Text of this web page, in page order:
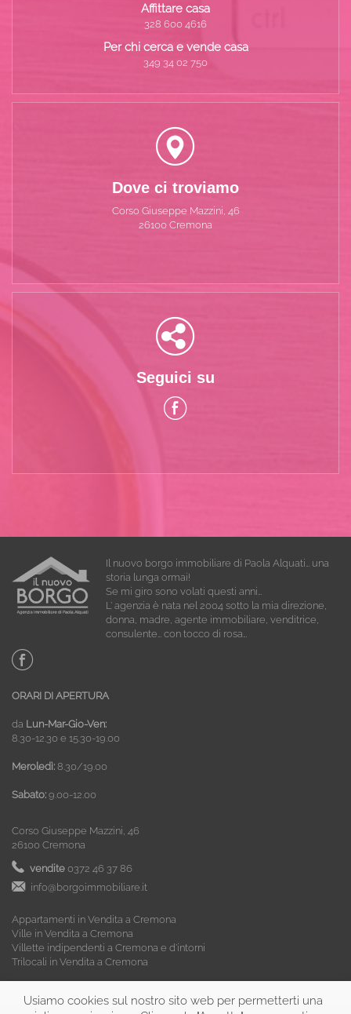
Affittare casa
328 600 4616
Per chi cerca e vende casa
349 34 02 750
Dove ci troviamo
Corso Giuseppe Mazzini, 46
26100 Cremona
Seguici su
Il nuovo borgo immobiliare di Paola Alquati… una
storia lunga ormai!
Se mi giro sono volati questi anni…
L’ agenzia è nata nel 2004 sotto la mia direzione,
donna, madre, agente immobiliare, venditrice,
consulente… con tocco di rosa…
ORARI DI APERTURA
da Lun-Mar-Gio-Ven:
8.30-12.30 e 15.30-19.00
Meroledì: 8.30/19.00
Sabato: 9.00-12.00
Corso Giuseppe Mazzini, 46
26100 Cremona
vendite 0372 46 37 86
info@borgoimmobiliare.it
Appartamenti in Vendita a Cremona
Ville in Vendita a Cremona
Villette indipendenti a Cremona e d’intorni
Trilocali in Vendita a Cremona
Usiamo cookies sul nostro sito web per permetterti una